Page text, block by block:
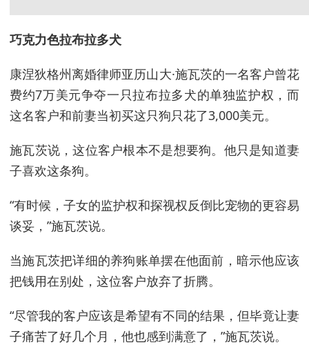
巧克力色拉布拉多犬
康涅狄格州离婚律师亚历山大·施瓦茨的一名客户曾花
费约7万美元争夺一只拉布拉多犬的单独监护权，而
这名客户和前妻当初买这只狗只花了3,000美元。
施瓦茨说，这位客户根本不是想要狗。他只是知道妻
子喜欢这条狗。
“有时候，子女的监护权和探视权反倒比宠物的更容易
谈妥，”施瓦茨说。
当施瓦茨把详细的养狗账单摆在他面前，暗示他应该
把钱用在别处，这位客户放弃了折腾。
“尽管我的客户应该是希望有不同的结果，但毕竟让妻
子痛苦了好几个月，他也感到满意了，”施瓦茨说。